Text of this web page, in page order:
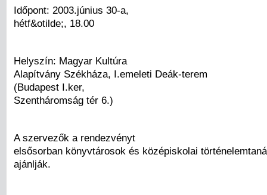
Időpont: 2003.június 30-a,
hétf&otilde;, 18.00
Helyszín: Magyar Kultúra
Alapítvány Székháza, I.emeleti Deák-terem
(Budapest I.ker,
Szentháromság tér 6.)
A szervezők a rendezvényt
elsősorban könyvtárosok és középiskolai
ajánlják.